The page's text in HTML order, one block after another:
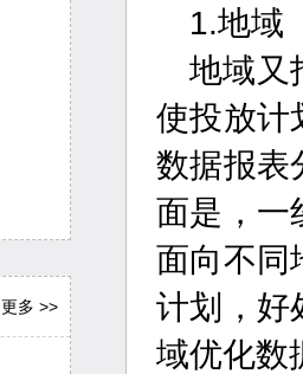
更多 >>
1.地域
地域又
使投放计
数据报表
面是，一
面向不同
计划，好
域优化数